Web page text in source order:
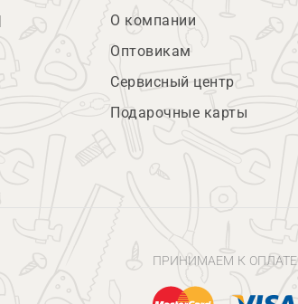
О компании
Оптовикам
Сервисный центр
Подарочные карты
ПРИНИМАЕМ К ОПЛАТЕ